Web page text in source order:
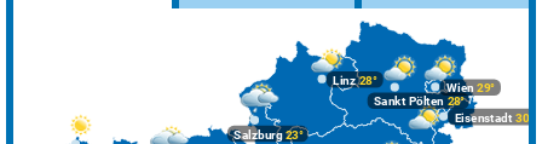
Linz28°
Salzburg23°
Wien 29°
Eisenstadt 30°
Sankt Pölten 28°